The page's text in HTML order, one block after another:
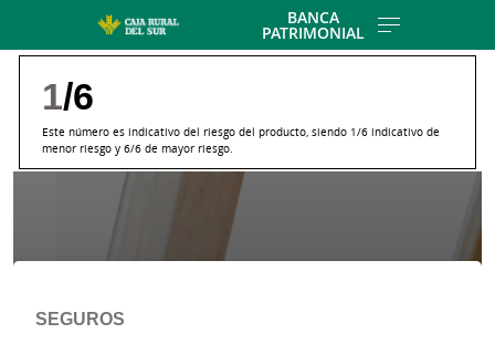
Skip to main contentt
BANCA
PATRIMONIAL
1/6
Este número es indicativo del riesgo del producto, siendo 1/6 indicativo de
menor riesgo y 6/6 de mayor riesgo.
SEGUROS